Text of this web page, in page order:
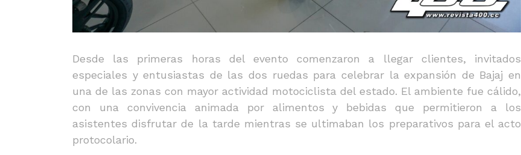
Desde las primeras horas del evento comenzaron a llegar clientes, invitados
especiales y entusiastas de las dos ruedas para celebrar la expansión de Bajaj en
una de las zonas con mayor actividad motociclista del estado. El ambiente fue cálido,
con una convivencia animada por alimentos y bebidas que permitieron a los
asistentes disfrutar de la tarde mientras se ultimaban los preparativos para el acto
protocolario.